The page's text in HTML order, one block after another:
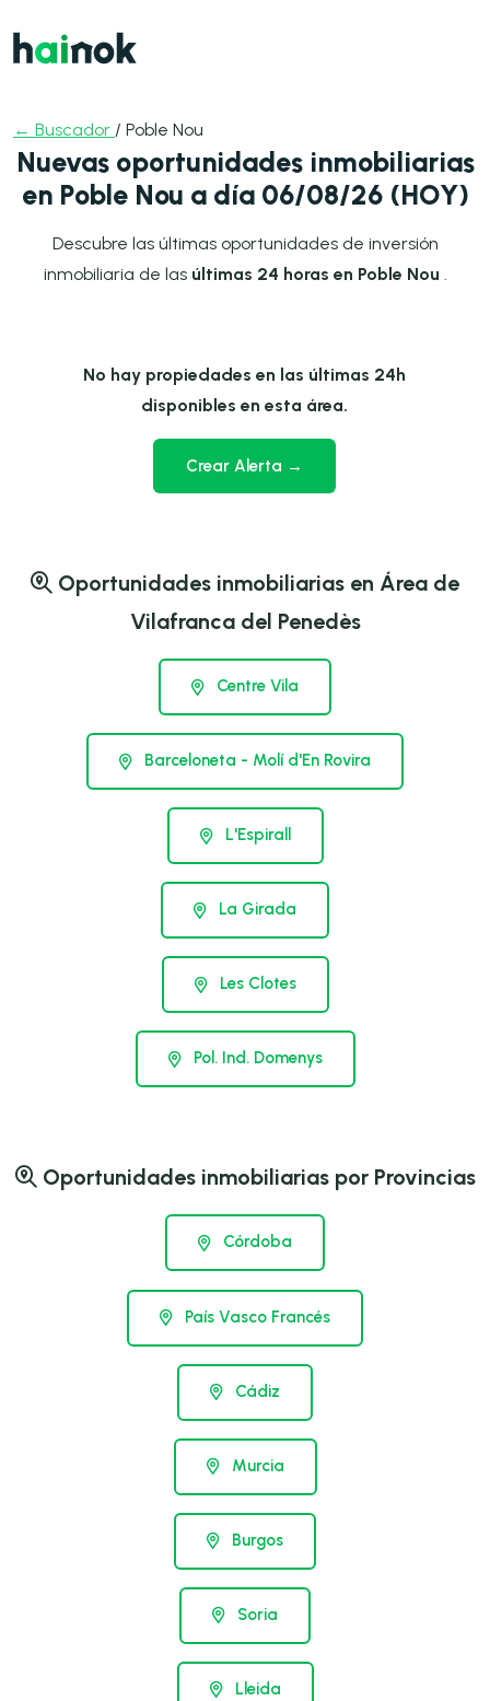
← Buscador / Poble Nou
Nuevas oportunidades inmobiliarias
en Poble Nou a día 06/08/26 (HOY)
Descubre las últimas oportunidades de inversión
inmobiliaria de las últimas 24 horas en Poble Nou
No hay propiedades en las últimas 24h
disponibles en esta área.
Crear Alerta →
Oportunidades inmobiliarias en Área de
Vilafranca del Penedès
Centre Vila
Barceloneta - Molí d'En Rovira
L'Espirall
La Girada
Les Clotes
Pol. Ind. Domenys
Oportunidades inmobiliarias por Provincias
Córdoba
País Vasco Francés
Cádiz
Murcia
Burgos
Soria
Lleida